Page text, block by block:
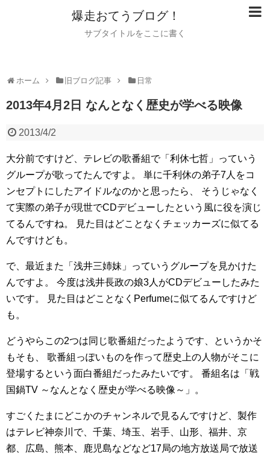
爆走おてうブログ！
サブタイトルをここに書く
ホーム 旧ブログ記事 日常
2013年4月2日 なんとなく歴史が学べる映像
2013/4/2
大分前ですけど、テレビの歌番組で「利休七哲」っていう
グループが歌ってたんですよ。
単に千利休の弟子7人をコ
ンセプトにしたアイドルなのかと思ったら、
そうじゃなく
て実際の弟子が現世でCDデビューしたという風に役を演じ
てるんですね。
見た目はどことなくチェッカーズに似てる
んですけども。
で、最近また「浅井三姉妹」っていうグループを見かけた
んですよ。
今度は浅井長政の娘3人がCDデビューしたみた
いです。
見た目はどことなくPerfumeに似てるんですけど
も。
どうやらこの2つは同じ歌番組だったようです、というかそ
もそも、
歌番組っぽいものを作って歴史上の人物がそこに
登場するという面白番組だったみたいです。
番組名は「戦
国鍋TV ～なんとなく歴史が学べる映像～」。
すごくたまにどこかのチャンネルで見るんですけど、製作
はテレビ神奈川で、千葉、埼玉、岩手、山形、福井、京
都、広島、熊本、鹿児島などなど17局の地方放送局で放送